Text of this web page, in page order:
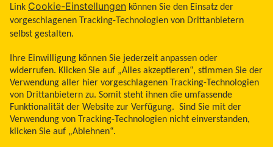
Land ändern
Libre, das Schmetterlingslogo, die Form und das Erscheinungsbild des Sensors,
die Farbe Gelb sowie sämtliche damit zusammenhängende Marken und/oder
Designs sind das geistige Eigentum der Abbott Unternehmensgruppe in